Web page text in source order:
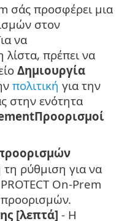
σάς προσφέρει μια
στον
να
πρέπει να
Δημιουργία
πολιτική για την
στην ενότητα
ρύθμιση για να
On-Prem
προορισμών.
[λεπτά] - Η